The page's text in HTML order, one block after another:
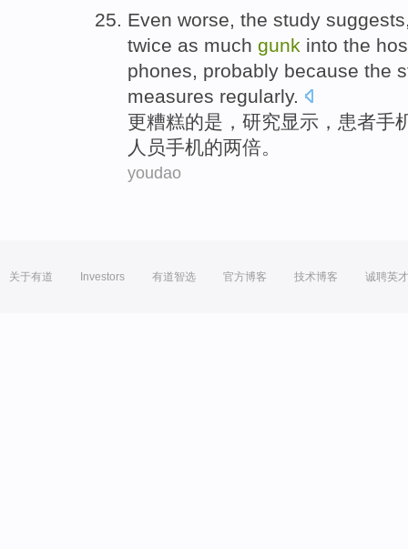
Even worse, the study suggests
twice as much gunk into the
phones, probably because the
measures regularly.
更糟糕的是， 研究显示 ， 患者手
人员手机的两倍。
youdao
关于有道 Investors 有道智选 官方博客 技术博客 诚聘英才